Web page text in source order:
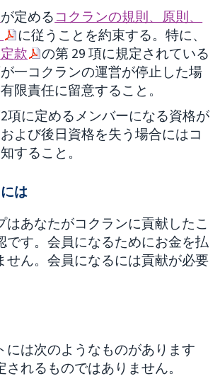
が定める コクランの規則、原則、
に従うことを約束する。特に、
款
の第 29 項に規定されている
一コクランの運営が停止した場
限責任に留意すること。
項に定めるメンバーになる資格が
よび後日資格を失う場合にはコ
すること。
は
はあなたがコクランに貢献したこ
です。会員になるためにお金を払
せん。会員になるには貢献が必要
には次のようなものがあります
れるものではありません。